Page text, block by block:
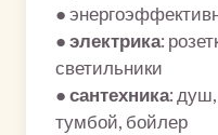
●
●электрика:
светильники
●сантехника:
тумбой, бойлер